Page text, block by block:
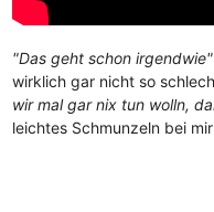
"Das geht schon irgendwie"
wirklich gar nicht so
wir mal gar nix tun wolln,
leichtes Schmunzeln bei